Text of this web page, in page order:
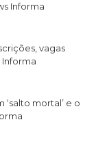
Informa
vagas
Informa
mortal’ e o